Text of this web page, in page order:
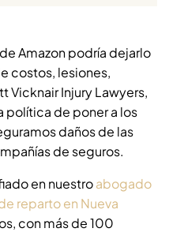
Amazon podría dejarlo
costos, lesiones,
Vicknair Injury Lawyers,
política de poner a los
daños de las
de seguros.
en nuestroabogado
reparto en Nueva
con más de 100